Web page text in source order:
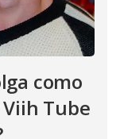
como
Tube